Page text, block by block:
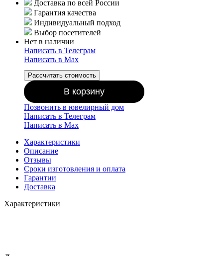
Доставка по всей России
Гарантия качества
Индивидуальный подход
Выбор посетителей
Нет в наличии
Написать в Телеграм
Написать в Мах
Рассчитать стоимость
В корзину
Позвонить в ювелирный дом
Написать в Телеграм
Написать в Мах
Характеристики
Описание
Отзывы
Сроки изготовления и оплата
Гарантии
Доставка
Характеристики